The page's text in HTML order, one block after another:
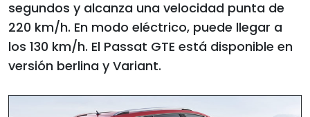
segundos y alcanza una velocidad punta de
220 km/h. En modo eléctrico, puede llegar a
los 130 km/h. El Passat GTE está disponible en
versión berlina y Variant.